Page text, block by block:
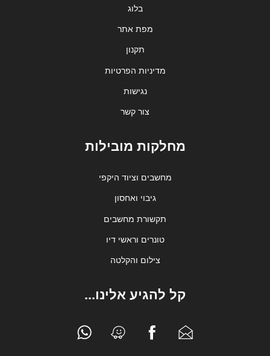
בלוג
מפת אתר
תקנון
מדיניות הפרטיות
נגישות
צור קשר
מחלקות מובילות
מחשבים וציוד היקפי
גיבוי ואחסון
תקשורת מחשבים
טונרים וראשי דיו
צילום והקלטה
קל להגיע אלינו...